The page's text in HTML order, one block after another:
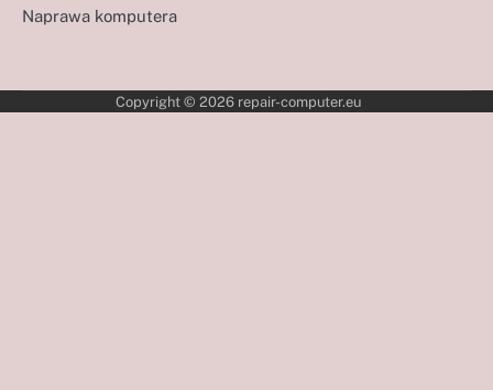
Naprawa komputera
Copyright © 2026 repair-computer.eu